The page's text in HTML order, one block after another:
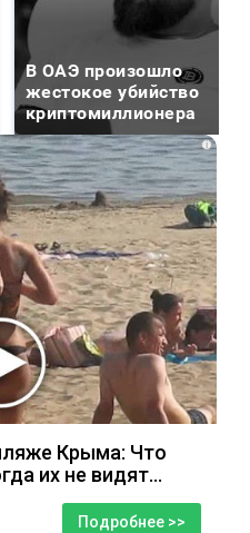
В ОАЭ произошло
жестокое убийство
криптомиллионера
i
Крыма: Что
их не видят...
Подробнее >>